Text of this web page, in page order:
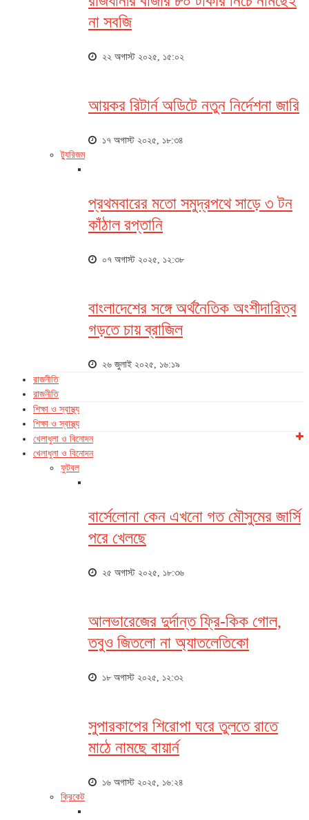
না সবজি
২২ অগাস্ট ২০২৫, ১৫:০২
আয়কর রিটার্ন অডিটে নতুন নির্দেশনা জারি
১৭ অগাস্ট ২০২৫, ১৮:৩৪
ট্যুরিজম
প্রথমবারের মতো সমুদ্রপথে সাড়ে ৩ টন
কাঁঠাল রপ্তানি
০৭ অগাস্ট ২০২৫, ১২:৩৮
বাংলাদেশের সঙ্গে অর্থনৈতিক অংশীদারিত্ব
গড়তে চায় ব্রাজিল
২৬ জুলাই ২০২৫, ১৬:১৯
রাজনীতি
রাজনীতি
শিক্ষা ও স্বাস্থ্য
শিক্ষা ও স্বাস্থ্য
খেলাধুলা ও বিনোদন
খেলাধুলা ও বিনোদন
ফুটবল
বার্সেলোনা কেন এখনো গত মৌসুমের জার্সি
পরে খেলছে
২৫ অগাস্ট ২০২৫, ১৮:৩৬
আলভারেজের দুর্দান্ত ফ্রি-কিক গোল,
তবুও জিতলো না অ্যাতলেতিকো
১৮ অগাস্ট ২০২৫, ১২:৩২
সুপারকাপের শিরোপা ঘরে তুলতে রাতে
মাঠে নামছে বায়ার্ন
১৬ অগাস্ট ২০২৫, ১৬:২৪
ক্রিকেট